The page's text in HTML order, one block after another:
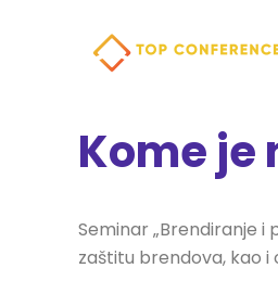
Kome je
Seminar „Brendiranje i
zaštitu brendova, kao